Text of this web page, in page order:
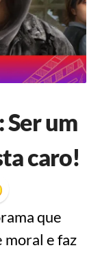
Ser um
caro!
que
e faz